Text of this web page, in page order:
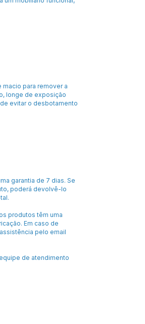
macio para remover a
longe de exposição
evitar o desbotamento
garantia de 7 dias. Se
poderá devolvê-lo
produtos têm uma
Em caso de
pelo email
de atendimento